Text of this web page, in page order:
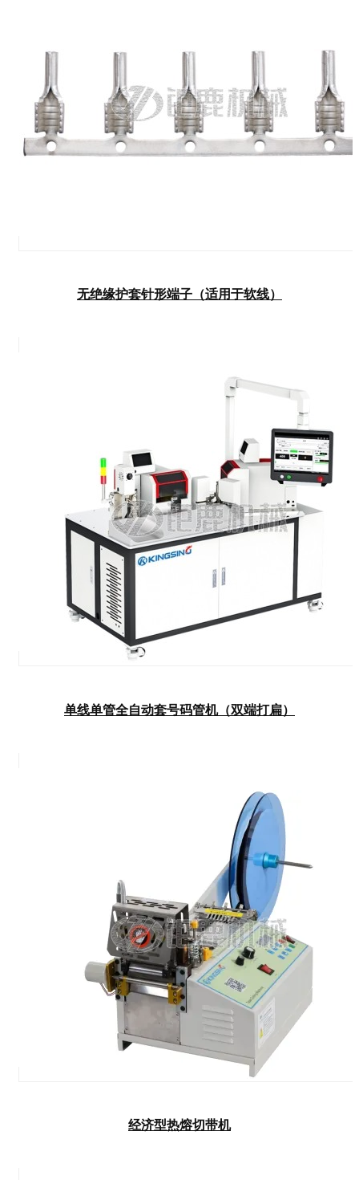
无绝缘护套针形端子（适用于软线）
单线单管全自动套号码管机（双端打扁）
经济型热熔切带机